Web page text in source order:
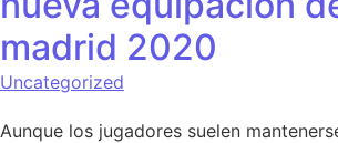
madrid 2020
Uncategorized
Aunque los jugadores suelen